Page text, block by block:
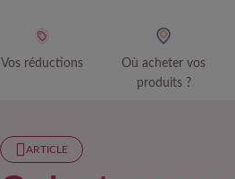
Vos réductions
Où acheter vos
produits ?
ARTICLE